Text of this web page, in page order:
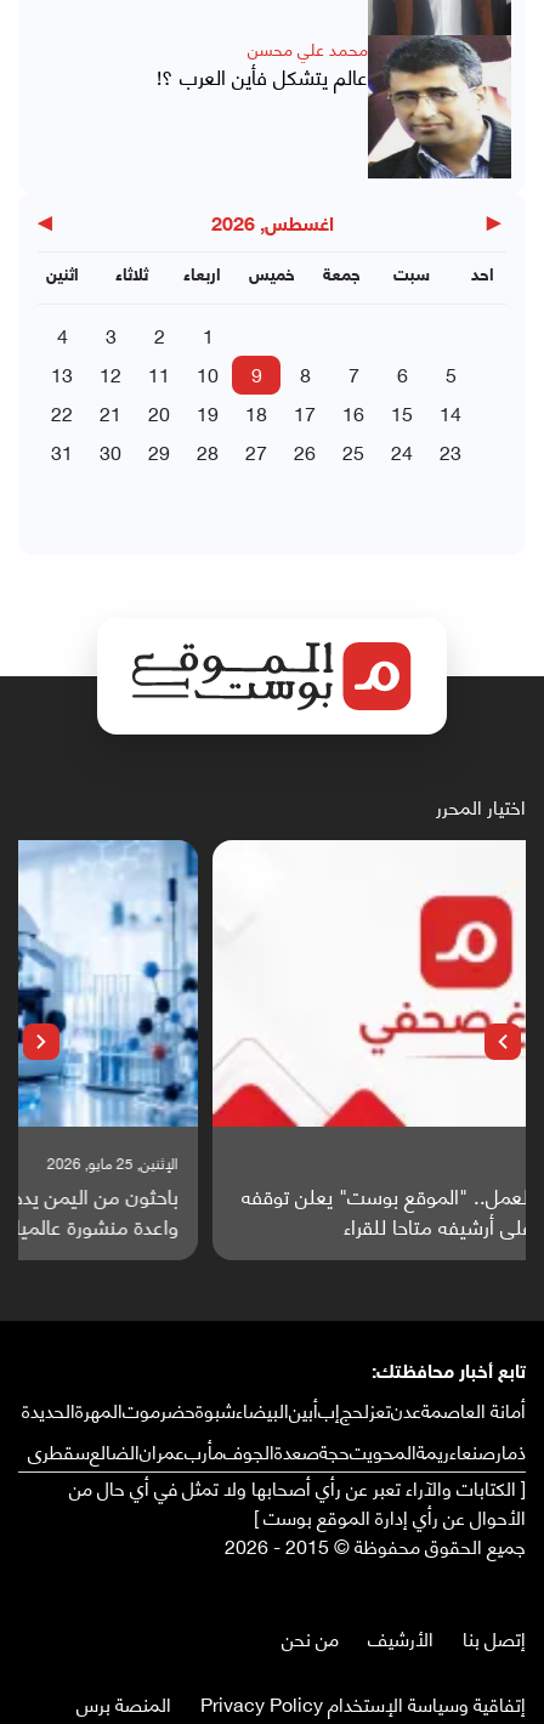
محمد علي محسن
عالم يتشكل فأين العرب ؟!
◀ اغسطس, 2026 ▶
اثنين ثلاثاء اربعاء خميس جمعة سبت احد
1
2
3
4
5
6
7
8
9
10
11
12
13
14
15
16
17
18
19
20
21
22
23
24
25
26
27
28
29
30
31
اختيار المحرر
باحثون من اليمن يدخلون سباق أبحاث ألزهايمر بدراسة
واعدة منشورة عالميا (ترجمة)
تابع أخبار محافظتك:
أمانة العاصمةعدنتعزلحجإبأبينالبيضاءشبوةحضرموتالمهرةالحديدة
ذمارصنعاءريمةالمحويتحجةصعدةالجوفمأربعمرانالضالعسقطرى
[ الكتابات والآراء تعبر عن رأي أصحابها ولا تمثل في أي حال من
الأحوال عن رأي إدارة الموقع بوست ]
جميع الحقوق محفوظة © 2015 - 2026
إتصل بنا الأرشيف
من نحن
إتفاقية وسياسة الإستخدام Privacy Policy
المنصة برس